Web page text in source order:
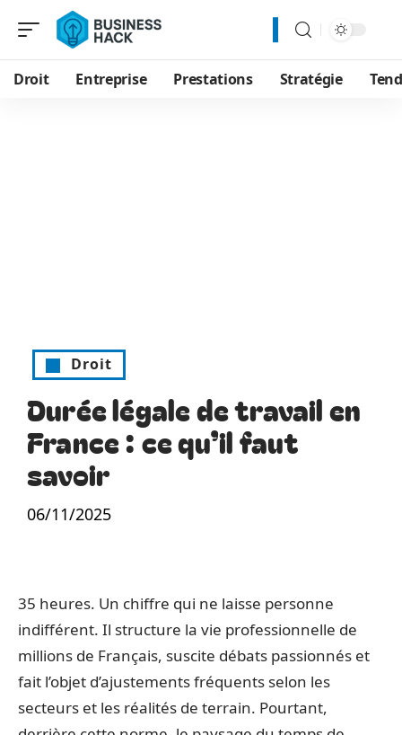
Droit Entreprise Prestations Stratégie
Droit
Durée légale de travail en
France : ce qu’il faut
savoir
06/11/2025
35 heures. Un chiffre qui ne laisse personne
indifférent. Il structure la vie professionnelle de
millions de Français, suscite débats passionnés et
fait l’objet d’ajustements fréquents selon les
secteurs et les réalités de terrain. Pourtant,